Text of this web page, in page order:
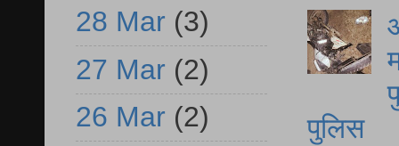
पुलिस
28 Mar (3)
27 Mar (2)
26 Mar (2)